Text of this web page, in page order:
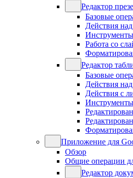
Редактор
Базовые
Действия
Работа со
Редактор
Базовые
Действия
Действия с
Приложение для
Обзор
Общие операции
Редактор